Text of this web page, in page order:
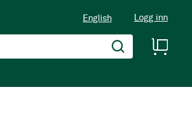
English Logg inn